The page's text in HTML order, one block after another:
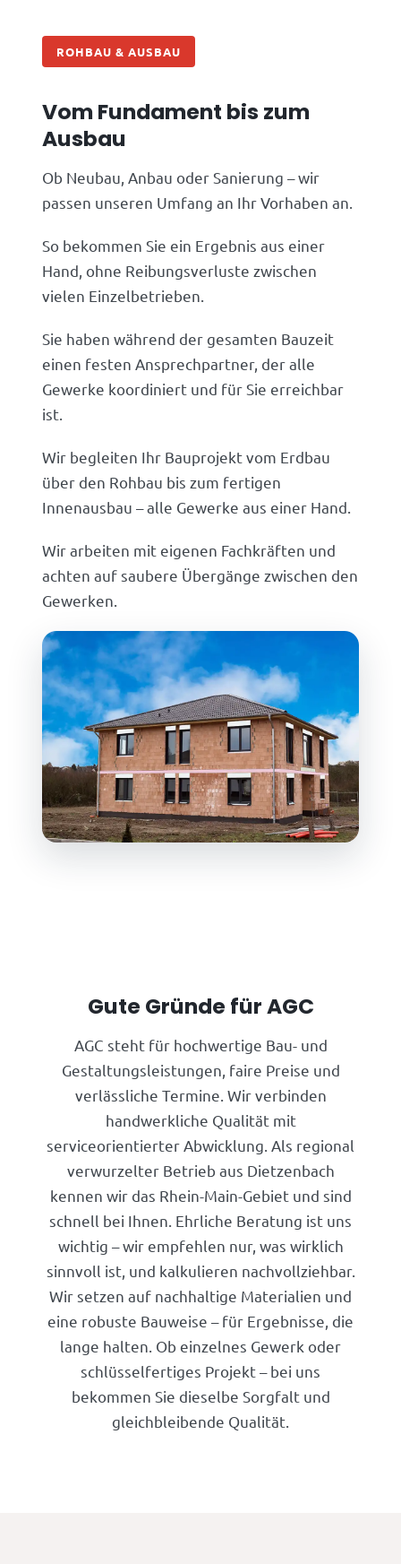
ROHBAU & AUSBAU
Vom Fundament bis zum
Ausbau
Ob Neubau, Anbau oder Sanierung – wir
passen unseren Umfang an Ihr Vorhaben an.
So bekommen Sie ein Ergebnis aus einer
Hand, ohne Reibungsverluste zwischen
vielen Einzelbetrieben.
Sie haben während der gesamten Bauzeit
einen festen Ansprechpartner, der alle
Gewerke koordiniert und für Sie erreichbar
ist.
Wir begleiten Ihr Bauprojekt vom Erdbau
über den Rohbau bis zum fertigen
Innenausbau – alle Gewerke aus einer Hand.
Wir arbeiten mit eigenen Fachkräften und
achten auf saubere Übergänge zwischen den
Gewerken.
Gute Gründe für AGC
AGC steht für hochwertige Bau- und
Gestaltungsleistungen, faire Preise und
verlässliche Termine. Wir verbinden
handwerkliche Qualität mit
serviceorientierter Abwicklung. Als regional
verwurzelter Betrieb aus Dietzenbach
kennen wir das Rhein-Main-Gebiet und sind
schnell bei Ihnen. Ehrliche Beratung ist uns
wichtig – wir empfehlen nur, was wirklich
sinnvoll ist, und kalkulieren nachvollziehbar.
Wir setzen auf nachhaltige Materialien und
eine robuste Bauweise – für Ergebnisse, die
lange halten. Ob einzelnes Gewerk oder
schlüsselfertiges Projekt – bei uns
bekommen Sie dieselbe Sorgfalt und
gleichbleibende Qualität.